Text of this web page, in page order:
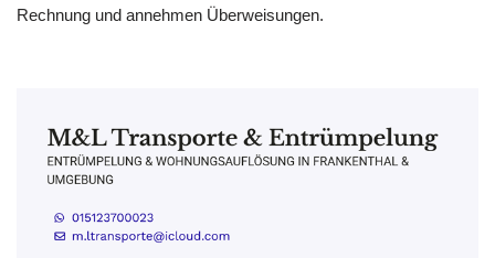
Rechnung und annehmen Überweisungen.